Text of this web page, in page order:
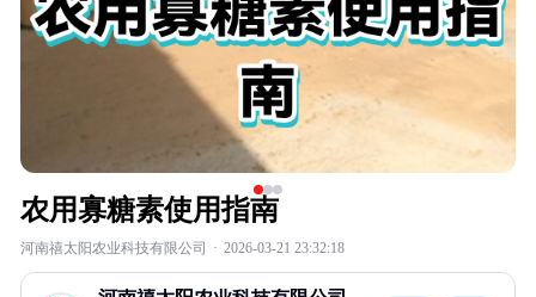
农用寡糖素使用指南
河南禧太阳农业科技有限公司 · 2026-03-21 23:32:18